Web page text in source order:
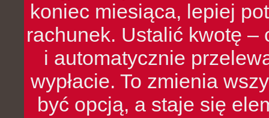
koniec miesiąca, lepiej
rachunek. Ustalić kwotę
i automatycznie
wypłacie. To zmienia
być opcją, a staje się